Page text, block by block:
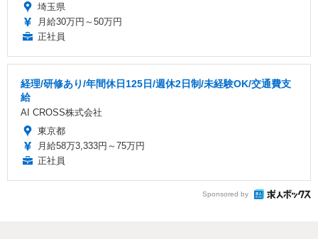
埼玉県
月給30万円～50万円
正社員
経理/研修あり/年間休日125日/週休2日制/未経験OK/交通費支
給
AI CROSS株式会社
東京都
月給58万3,333円～75万円
正社員
Sponsored by